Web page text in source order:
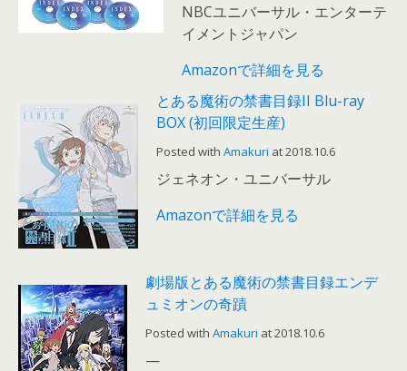
NBCユニバーサル・エンターテ
イメントジャパン
Amazonで詳細を見る
とある魔術の禁書目録II Blu-ray
BOX (初回限定生産)
Posted with Amakuri at 2018.10.6
ジェネオン・ユニバーサル
Amazonで詳細を見る
劇場版とある魔術の禁書目録エンデ
ュミオンの奇蹟
Posted with Amakuri at 2018.10.6
—